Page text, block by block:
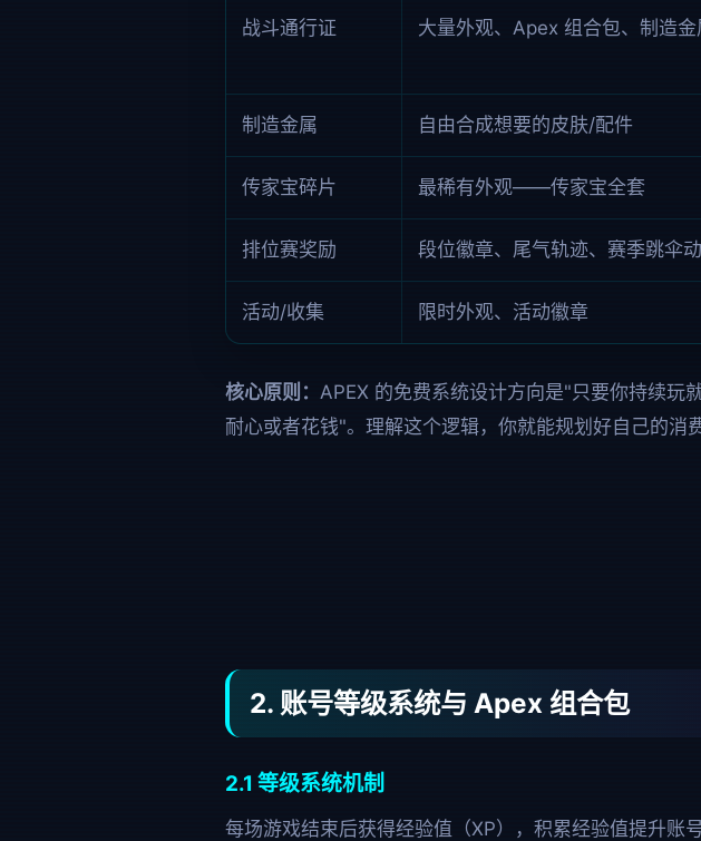
战斗通行证 大量外观、Apex 组合包、制造
制造金属 自由合成想要的皮肤/配件
传家宝碎片 最稀有外观——传家宝全套
排位赛奖励 段位徽章、尾气轨迹、赛季跳伞
活动/收集 限时外观、活动徽章
核心原则： APEX 的免费系统设计方向是"只要你持续玩
耐心或者花钱"。理解这个逻辑，你就能规划好自己的消
2. 账号等级系统与 Apex 组合包
2.1 等级系统机制
每场游戏结束后获得经验值（XP），积累经验值提升